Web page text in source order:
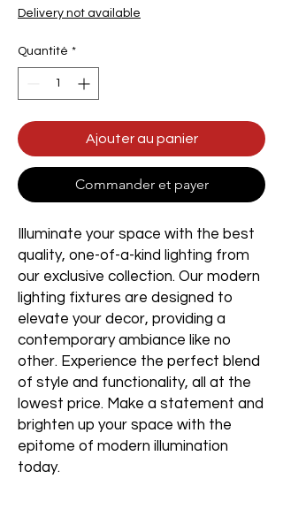
Delivery not available
Quantité *
Ajouter au panier
Commander et payer
Illuminate your space with the best
quality, one-of-a-kind lighting from
our exclusive collection. Our modern
lighting fixtures are designed to
elevate your decor, providing a
contemporary ambiance like no
other. Experience the perfect blend
of style and functionality, all at the
lowest price. Make a statement and
brighten up your space with the
epitome of modern illumination
today.